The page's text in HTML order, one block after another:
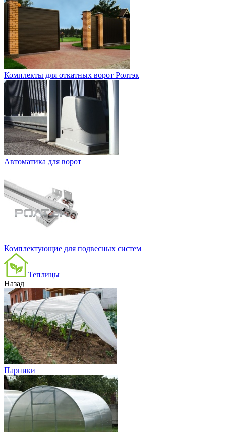
Комплекты для откатных ворот Ролтэк
Автоматика для ворот
Комплектующие для подвесных систем
Теплицы
Назад
Парники